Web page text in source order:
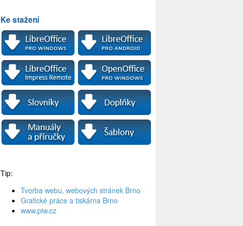
Ke stažení
Tip:
Tvorba webu, webových stránek Brno
Grafické práce a tiskárna Brno
www.piw.cz